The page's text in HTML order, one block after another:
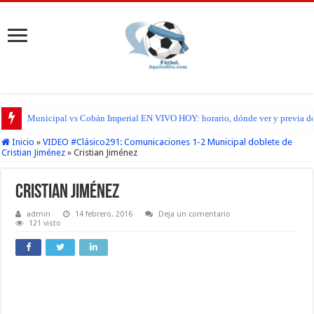
Municipal vs Cobán Imperial EN VIVO HOY: horario, dónde ver y previa
San Pedro FC vs Suchitepéquez EN VIVO HOY: horario, dónde ver y
Inicio » VIDEO #Clásico291: Comunicaciones 1-2 Municipal doblete de
Cristian Jiménez » Cristian Jiménez
Cristian Jiménez
admin 14 febrero, 2016
Deja un comentario
121 visto